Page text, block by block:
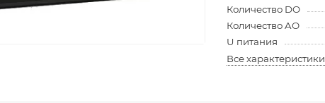
Количество DO
Количество AO
U питания
Все характеристики